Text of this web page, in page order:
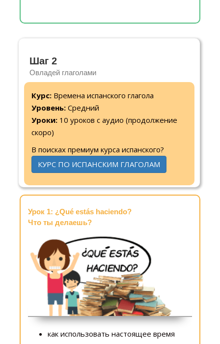
Шаг 2
Овладей глаголами
Курс:Времена испанского глагола
Уровень:Средний
Уроки: 10 уроков с аудио (продолжение
скоро)
В поисках премиум курса испанского?
КУРС ПО ИСПАНСКИМ ГЛАГОЛАМ
Урок 1: ¿Qué estás haciendo?
Что ты делаешь?
как использовать настоящее время